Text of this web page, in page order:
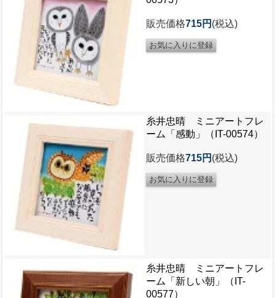
販売価格715円 (税込)
糸井忠晴 ミニアートフレ
ーム「感動」（IT-00574）
販売価格715円 (税込)
糸井忠晴 ミニアートフレ
ーム「新しい朝」（IT-
00577）